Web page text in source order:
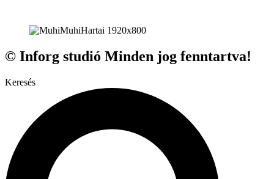
© Inforg studió Minden jog fenntartva!
Keresés